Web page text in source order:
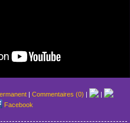
| Commentaires (0) |
|
Facebook